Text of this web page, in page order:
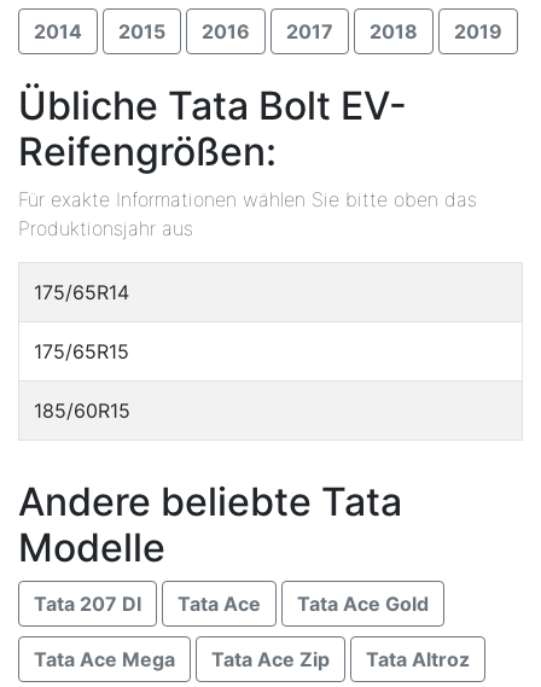
2014 2015 2016 2017 2018 2019
Übliche Tata Bolt EV-
Reifengrößen:
Für exakte Informationen wählen Sie bitte oben das
Produktionsjahr aus
175/65R14
175/65R15
185/60R15
Andere beliebte Tata
Modelle
Tata 207 DI Tata Ace Tata Ace Gold
Tata Ace Mega Tata Ace Zip Tata Altroz